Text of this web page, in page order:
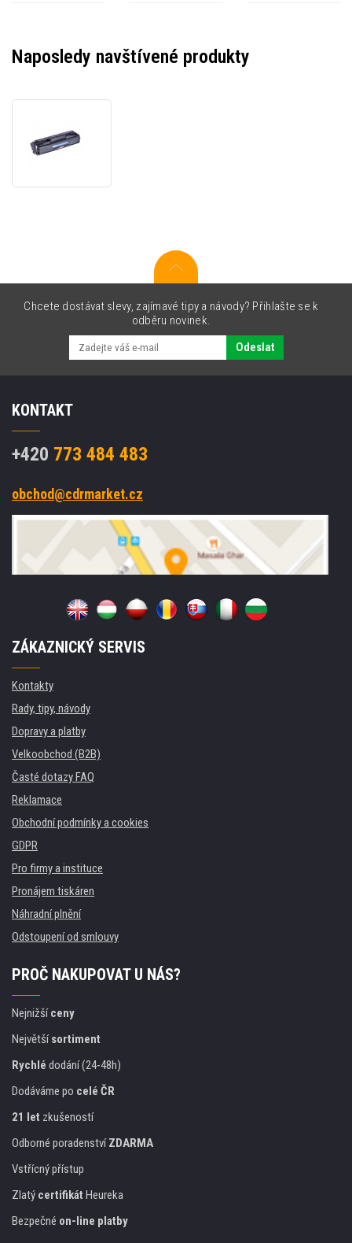
Naposledy navštívené produkty
06A
Chcete dostávat slevy, zajímavé tipy a návody? Přihlašte se k
odběru novinek.
Odeslat
KONTAKT
+420 773 484 483
obchod@cdrmarket.cz
ZÁKAZNICKÝ SERVIS
Kontakty
Rady, tipy, návody
Dopravy a platby
Velkoobchod (B2B)
Časté dotazy FAQ
Reklamace
Obchodní podmínky a cookies
GDPR
Pro firmy a instituce
Pronájem tiskáren
Náhradní plnění
Odstoupení od smlouvy
PROČ NAKUPOVAT U NÁS?
Nejnižšíceny
Největšísortiment
Rychlé dodání (24-48h)
Dodáváme po celé ČR
21 let zkušeností
Odborné poradenstvíZDARMA
Vstřícný přístup
Zlatý certifikát Heureka
Bezpečné on-line platby